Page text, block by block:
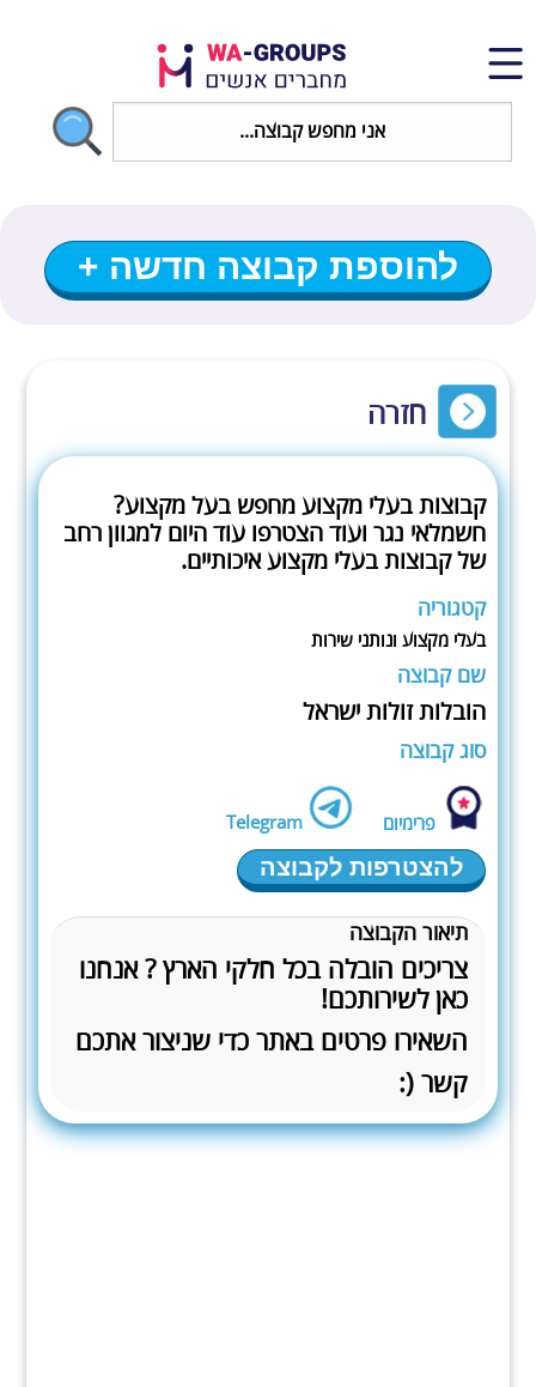
להוספת קבוצה חדשה +
חזרה
קבוצות בעלי מקצוע מחפש בעל מקצוע?
חשמלאי נגר ועוד הצטרפו עוד היום למגוון רחב
של קבוצות בעלי מקצוע איכותיים.
קטגוריה
בעלי מקצוע ונותני שירות
שם קבוצה
הובלות זולות ישראל
סוג קבוצה
פרימיום Telegram
להצטרפות לקבוצה
תיאור הקבוצה
צריכים הובלה בכל חלקי הארץ ? אנחנו
כאן לשירותכם!
השאירו פרטים באתר כדי שניצור אתכם
קשר (: